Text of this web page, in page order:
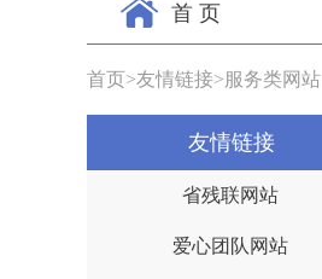
首 页
首页>友情链接>服务类网站
友情链接
省残联网站
爱心团队网站